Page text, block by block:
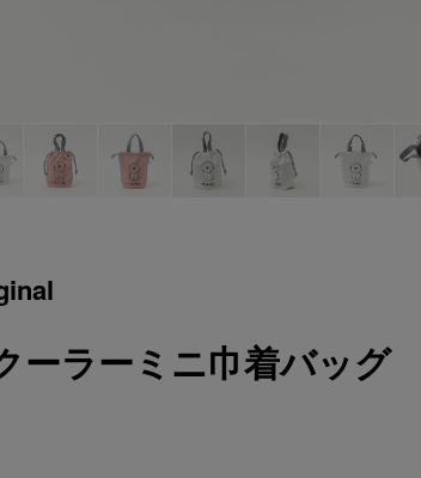
ーラーミニ巾着バッグ